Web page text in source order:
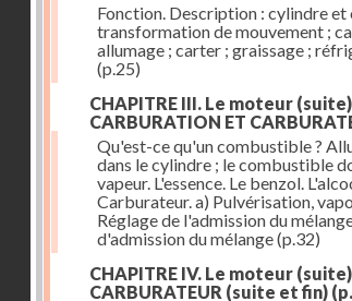
Fonction. Description : cylindre et
transformation de mouvement ;
allumage ; carter ; graissage ;
(p.25)
CHAPITRE III. Le moteur
CARBURATION ET
Qu'est-ce qu'un combustible ?
dans le cylindre ; le combustible
vapeur. L'essence. Le benzol.
Carburateur. a) Pulvérisation,
Réglage de l'admission du
d'admission du mélange(p.32)
CHAPITRE IV. Le moteur
CARBURATEUR (suite et fin)